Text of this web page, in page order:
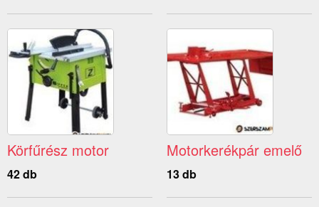
Körfűrész motor
42 db
Motorkerékpár emelő
13 db